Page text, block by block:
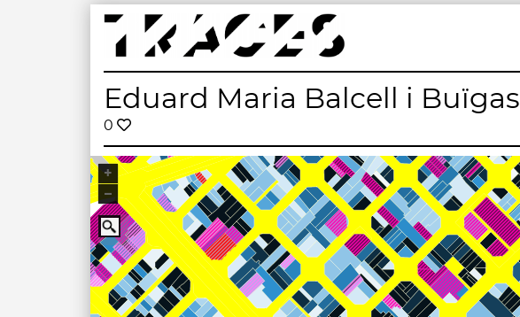
Skip
content
Traces
Un mapa de la memòria obert a tothom
Eduard Maria Balcell i Buïgas
0
+
–